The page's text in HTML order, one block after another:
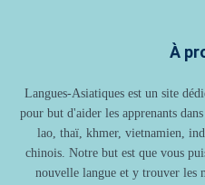
À
Langues-Asiatiques est un site
pour but d'aider les apprenants
lao, thaï, khmer, vietnamien,
chinois. Notre but est que vous
nouvelle langue et y trouver les